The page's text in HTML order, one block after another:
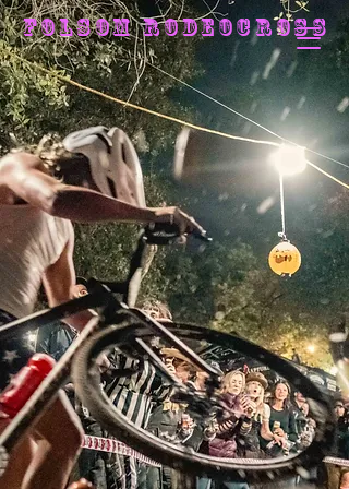
F O L S O M R O D E O C R O S S